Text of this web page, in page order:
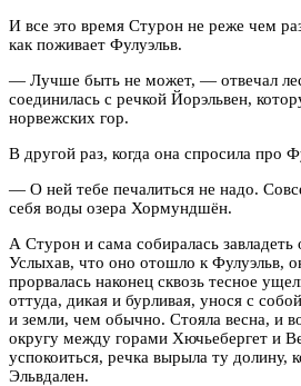
И все это время Стурон не реже чем
как поживает Фулуэльв.
— Лучше быть не может, — отвечал
соединилась с речкой Йорэльвен,
норвежских гор.
В другой раз, когда она спросила про
— О ней тебе печалиться не надо.
себя воды озера Хормундшён.
А Стурон и сама собиралась
Услыхав, что оно отошло к Фулуэльв,
прорвалась наконец сквозь тесное
оттуда, дикая и бурливая, унося с
и земли, чем обычно. Стояла весна, и
округу между горами Хючьебергет и
успокоиться, речка вырыла ту долину,
Эльвдален.